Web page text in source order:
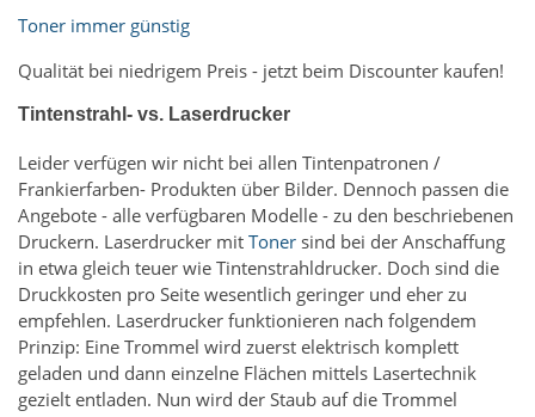
Toner immer günstig
Qualität bei niedrigem Preis - jetzt beim Discounter kaufen!
Tintenstrahl- vs. Laserdrucker
Leider verfügen wir nicht bei allen Tintenpatronen /
Frankierfarben- Produkten über Bilder. Dennoch passen die
Angebote - alle verfügbaren Modelle - zu den beschriebenen
Druckern. Laserdrucker mit Toner sind bei der Anschaffung
in etwa gleich teuer wie Tintenstrahldrucker. Doch sind die
Druckkosten pro Seite wesentlich geringer und eher zu
empfehlen. Laserdrucker funktionieren nach folgendem
Prinzip: Eine Trommel wird zuerst elektrisch komplett
geladen und dann einzelne Flächen mittels Lasertechnik
gezielt entladen. Nun wird der Staub auf die Trommel